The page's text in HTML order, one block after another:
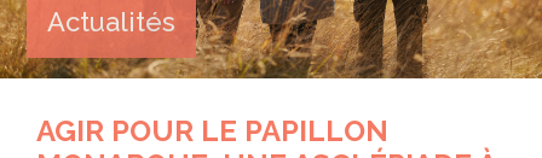
Actualités
AGIR POUR LE PAPILLON